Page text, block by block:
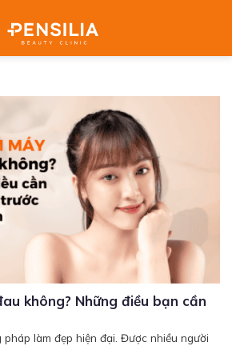
không? Những điều bạn cần
pháp làm đẹp hiện đại. Được nhiều người